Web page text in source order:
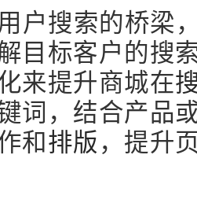
户搜索的桥梁
目标客户的搜
来提升商城在
词，结合产品
和排版，提升